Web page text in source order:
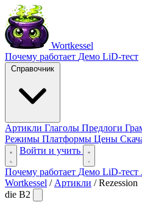
Wortkessel
Почему работает Демо LiD-тест
Справочник
Артикли Глаголы Предлоги
Режимы Платформы Цены
Войти и учить
Почему работает Демо LiD-тест
Wortkessel / Артикли / Rezession
die B2